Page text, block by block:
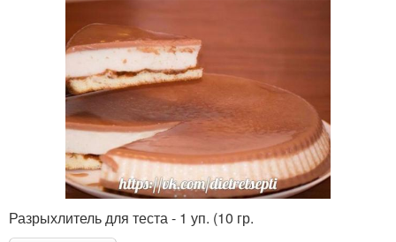
Разрыхлитель для теста - 1 уп. (10 гр.